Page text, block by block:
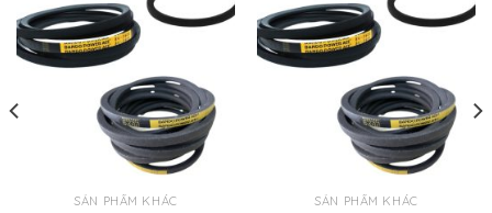
SẢN PHẨM KHÁC SẢN PHẨM KHÁC